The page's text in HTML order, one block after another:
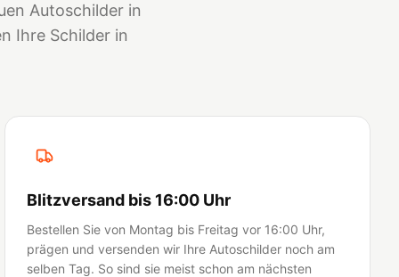
Autoschilder in
Ihre Schilder in
Blitzversand bis 16:00 Uhr
Bestellen Sie von Montag bis Freitag vor 16:00 Uhr,
prägen und versenden wir Ihre Autoschilder noch am
selben Tag. So sind sie meist schon am nächsten